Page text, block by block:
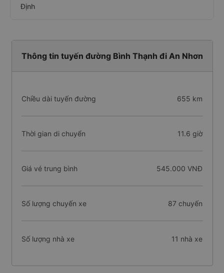
Định
Thông tin tuyến đường Bình Thạnh đi An Nhơn
Chiều dài tuyến đường 655 km
Thời gian di chuyển 11.6 giờ
Giá vé trung bình 545.000 VNĐ
Số lượng chuyến xe 87 chuyến
Số lượng nhà xe 11 nhà xe